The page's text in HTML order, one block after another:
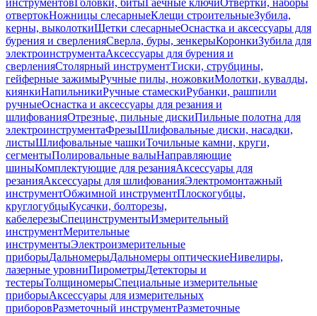
инструментовГоловки, битыГаечные ключиОтвертки, наборы
отвертокНожницы слесарныеКлещи строительныеЗубила,
керны, выколоткиЩетки слесарныеОснастка и аксессуары для
бурения и сверленияСверла, буры, зенкерыКоронкиЗубила для
электроинструментаАксессуары для бурения и
сверленияСтолярный инструментТиски, струбцины,
гейферные зажимыРучные пилы, ножовкиМолотки, кувалды,
киянкиНапильникиРучные стамескиРубанки, рашпили
ручныеОснастка и аксессуары для резания и
шлифованияОтрезные, пильные дискиПильные полотна для
электроинструментаФрезыШлифовальные диски, насадки,
листыШлифовальные чашкиТочильные камни, круги,
сегментыПолировальные валыНаправляющие
шиныКомплектующие для резанияАксессуары для
резанияАксессуары для шлифованияЭлектромонтажный
инструментОбжимной инструментПлоскогубцы,
круглогубцыКусачки, болторезы,
кабелерезыСпецинструментыИзмерительный
инструментМерительные
инструментыЭлектроизмерительные
приборыДальномерыДальномеры оптическиеНивелиры,
лазерные уровниПирометрыДетекторы и
тестерыТолщиномерыСпециальные измерительные
приборыАксессуары для измерительных
приборовРазметочный инструментРазметочные